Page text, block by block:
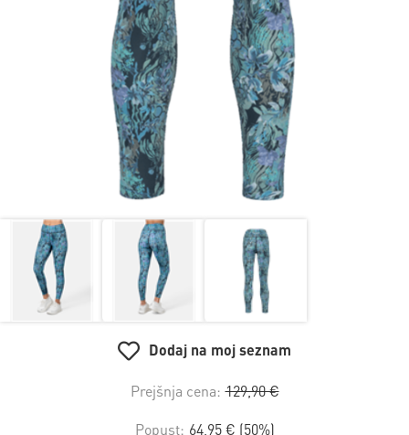
Dodaj na moj seznam
Prejšnja cena: 129,90 €
Popust: 64,95 € (50%)